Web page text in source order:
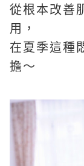
從根本改善
用，
在夏季這種
擔～